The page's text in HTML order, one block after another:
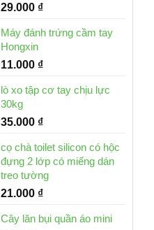
35.000 ₫.
29.000 ₫
Máy đánh trứng cầm tay
Hongxin
11.000 ₫
lò xo tập cơ tay chịu lực
30kg
35.000 ₫
cọ chà toilet silicon có hộc
đựng 2 lớp có miếng dán
treo tường
21.000 ₫
Cây lăn bụi quần áo mini